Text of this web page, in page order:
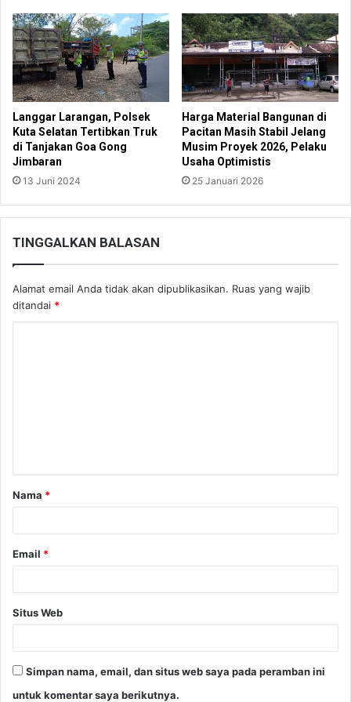
Langgar Larangan, Polsek
Kuta Selatan Tertibkan Truk
di Tanjakan Goa Gong
Jimbaran
13 Juni 2024
Harga Material Bangunan di
Pacitan Masih Stabil Jelang
Musim Proyek 2026, Pelaku
Usaha Optimistis
25 Januari 2026
TINGGALKAN BALASAN
Alamat email Anda tidak akan dipublikasikan. Ruas yang wajib
ditandai *
a
r
Nama *
Email *
Situs Web
Simpan nama, email, dan situs web saya pada peramban ini
untuk komentar saya berikutnya.